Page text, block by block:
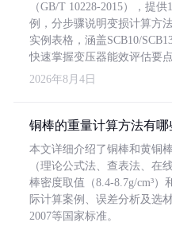
（GB/T 10228-2015），提
例，分步骤说明变损计算方
实例表格，涵盖SCB10/
快速掌握变压器能效评估要点
2026年8月4日
铜棒的重量计算方法有哪
本文详细介绍了铜棒和黄铜
（理论公式法、查表法、在
棒密度取值（8.4-8.7g/cm³
际计算案例、误差分析及选
2007等国家标准。